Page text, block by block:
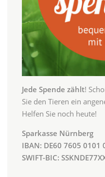
Jede Spende zählt!
Sie den Tieren ein
Helfen Sie noch heute!
Sparkasse Nürnberg
IBAN: DE60 7605 0101
SWIFT-BIC: